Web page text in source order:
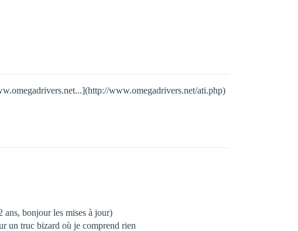
www.omegadrivers.net/ati.php)
ans, bonjour les mises à jour)
un truc bizard où je comprend rien